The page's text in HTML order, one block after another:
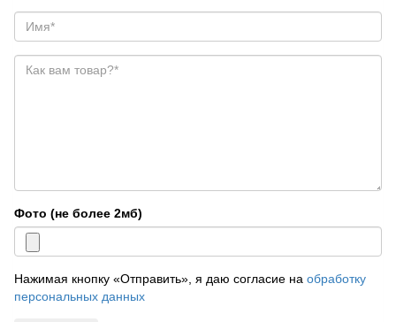
Фото (не более 2мб)
Нажимая кнопку «Отправить», я даю согласие на обработку
персональных данных